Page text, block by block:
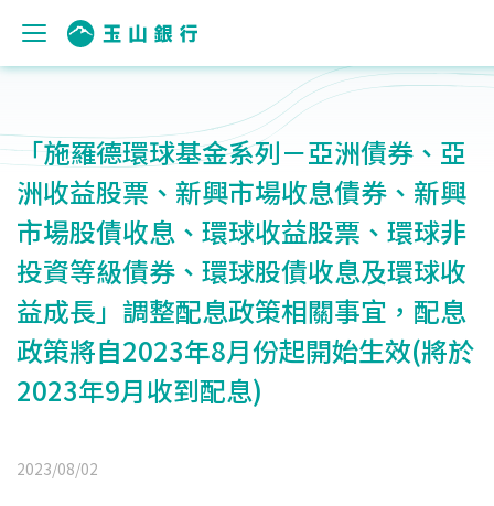
「施羅德環球基金系列－亞洲債券、亞
洲收益股票、新興市場收息債券、新興
市場股債收息、環球收益股票、環球非
投資等級債券、環球股債收息及環球收
益成長」調整配息政策相關事宜，配息
政策將自2023年8月份起開始生效(將於
2023年9月收到配息)
2023/08/02